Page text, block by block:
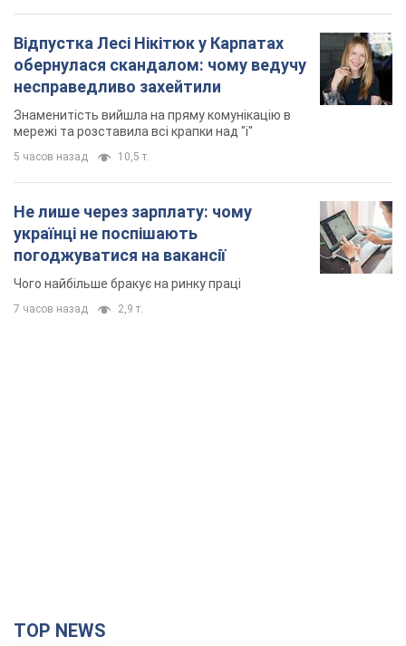
Відпустка Лесі Нікітюк у Карпатах
обернулася скандалом: чому ведучу
несправедливо захейтили
Знаменитість вийшла на пряму комунікацію в
мережі та розставила всі крапки над "і"
5 часов назад 10,5 т.
Не лише через зарплату: чому
українці не поспішають
погоджуватися на вакансії
Чого найбільше бракує на ринку праці
7 часов назад 2,9 т.
TOP NEWS